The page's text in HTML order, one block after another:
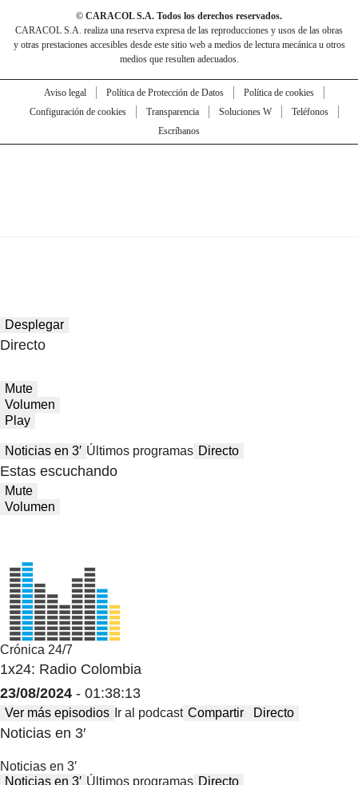
© CARACOL S.A. Todos los derechos reservados.
CARACOL S.A. realiza una reserva expresa de las reproducciones y usos de las obras
y otras prestaciones accesibles desde este sitio web a medios de lectura mecánica u otros
medios que resulten adecuados.
Aviso legal Política de Protección de Datos
Política de cookies
Configuración de cookies
Transparencia Soluciones W
Teléfonos
Escríbanos
Desplegar
Directo
Mute
Volumen
Play
Noticias en 3′ Últimos programas Directo
Estas escuchando
Mute
Volumen
Crónica 24/7
1x24: Radio Colombia
23/08/2024 - 01:38:13
Ver más episodios Ir al podcast Compartir Directo
Noticias en 3′
Noticias en 3′
Noticias en 3′ Últimos programas Directo